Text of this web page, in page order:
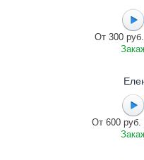
От 300
От 600 руб.